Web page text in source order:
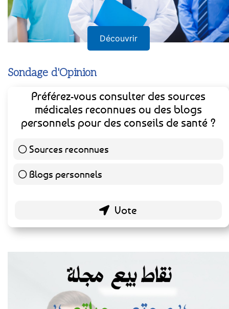
Découvrir
Sondage d'Opinion
Préférez-vous consulter des sources
médicales reconnues ou des blogs
personnels pour des conseils de santé ?
Sources reconnues
Blogs personnels